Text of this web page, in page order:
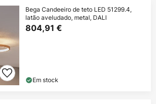
Bega Candeeiro de teto LED 51299.4,
latão aveludado, metal, DALI
804,91 €
Em stock